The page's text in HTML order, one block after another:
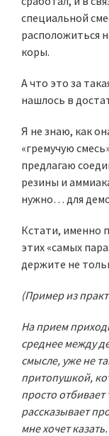
специальной
расположиться
коры.
А что это за
нашлось в
Я не знаю, как
«гремучую
предлагаю
резины и
нужно… для
Кстати, именно
этих «самых
держите не
(Пример из
На прием
среднее между
смысле, уже не
притопушкой,
просто
рассказывает
мне хочет